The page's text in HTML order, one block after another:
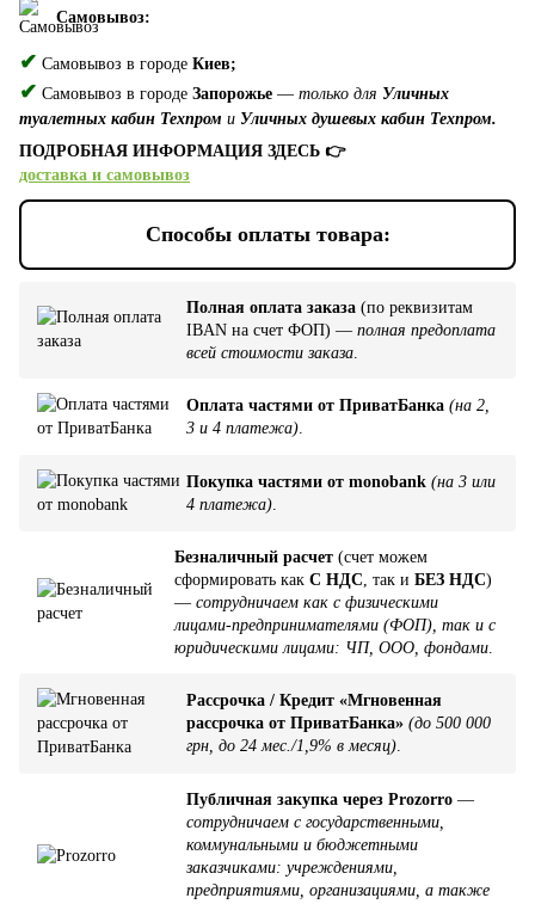
Самовывоз:
✔ Самовывоз в городе Киев;
✔ Самовывоз в городе Запорожье — только для Уличных
туалетных кабин Техпром и Уличных душевых кабин Техпром.
ПОДРОБНАЯ ИНФОРМАЦИЯ ЗДЕСЬ 👉
доставка и самовывоз
Способы оплаты товара:
Полная оплата заказа (по реквизитам
IBAN на счет ФОП) — полная предоплата
всей стоимости заказа
Оплата частями от ПриватБанка (на 2,
3 и 4 платежа)
Покупка частями от monobank (на 3 или
4 платежа)
Безналичный расчет (счет можем
сформировать как С НДС , так и БЕЗ НДС)
— сотрудничаем как с физическими
лицами-предпринимателями (ФОП), так и с
юридическими лицами: ЧП, ООО, фондами
Рассрочка / Кредит «Мгновенная
рассрочка от ПриватБанка» (до 500 000
грн, до 24 мес./1,9% в месяц).
Публичная закупка через Prozorro —
сотрудничаем с государственными,
коммунальными и бюджетными
заказчиками: учреждениями,
предприятиями, организациями, а также